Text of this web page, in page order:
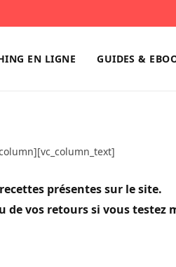
EN LIGNE GUIDES &
présentes sur le site.
de vos retours si vous testez